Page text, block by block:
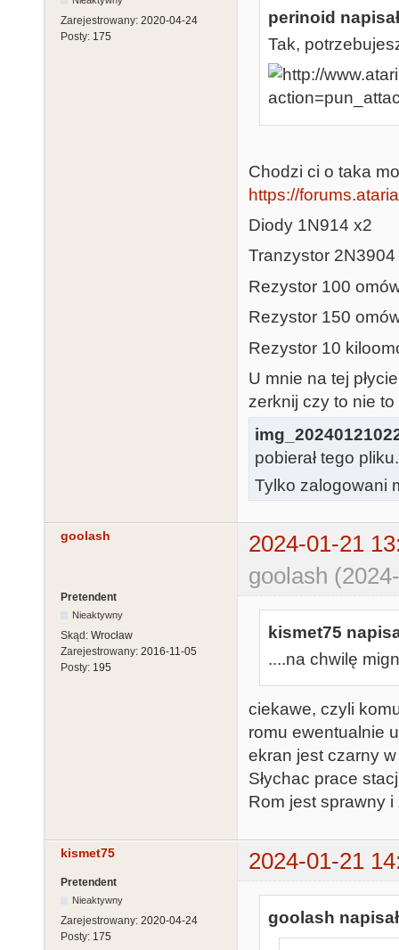
Zarejestrowany: 2020-04-24
Posty: 175
perinoid
Tak,
Chodzi ci o taka
https://
Diody 1N914 x2
Tranzystor 2N3904
Rezystor 100
Rezystor 150
Rezystor 10
U mnie na tej
zerknij czy to nie
pobierał tego
Tylko zalogowani
goolash
2024-01-21
goolash
Pretendent
Nieaktywny
Skąd: Wrocław
Zarejestrowany: 2016-11-05
Posty: 195
kismet75
....na chwilę
ciekawe, czyli
romu ewentualnie
ekran jest czarny
Słychac prace
Rom jest sprawny
kismet75 2024-01-21
Pretendent
Nieaktywny
Zarejestrowany: 2020-04-24
Posty: 175
goolash